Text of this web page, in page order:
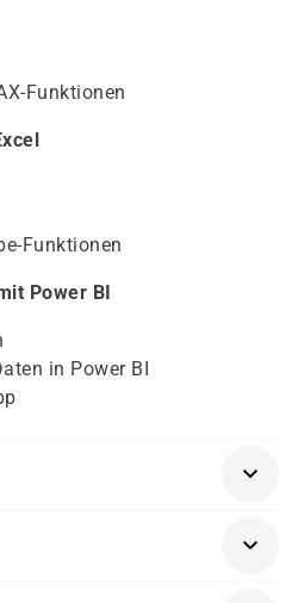
Funktionen
Funktionen
Power BI
in Power BI